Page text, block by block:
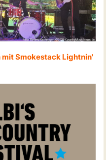
Smokestack Lightnin'